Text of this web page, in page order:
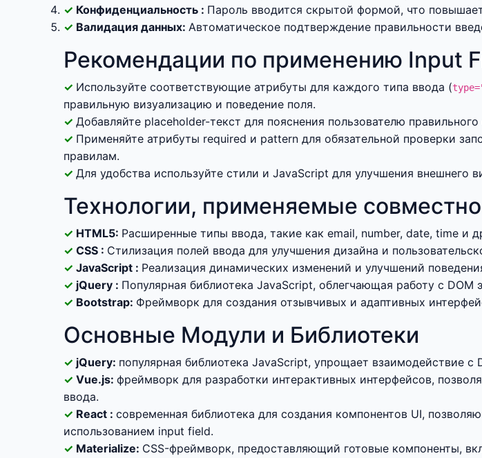
Конфиденциальность : Пароль вводится скрытой формой, что
Валидация данных: Автоматическое подтверждение правильности
Рекомендации по применению Input
Используйте соответствующие атрибуты для каждого типа ввода (
правильную визуализацию и поведение поля.
Добавляйте placeholder-текст для пояснения пользователю
Применяйте атрибуты required и pattern для обязательной проверки
правилам.
Для удобства используйте стили и JavaScript для улучшения внешнего
Технологии, применяемые
HTML5: Расширенные типы ввода, такие как email, number, date, time и
CSS : Стилизация полей ввода для улучшения дизайна и
JavaScript : Реализация динамических изменений и улучшений
jQuery : Популярная библиотека JavaScript, облегчающая работу с
Bootstrap: Фреймворк для создания отзывчивых и адаптивных
Основные Модули и Библиотеки
jQuery: популярная библиотека JavaScript, упрощает взаимодействие с
Vue.js: фреймворк для разработки интерактивных интерфейсов,
ввода.
React : современная библиотека для создания компонентов UI,
использованием input field.
Materialize: CSS-фреймворк, предоставляющий готовые компоненты,